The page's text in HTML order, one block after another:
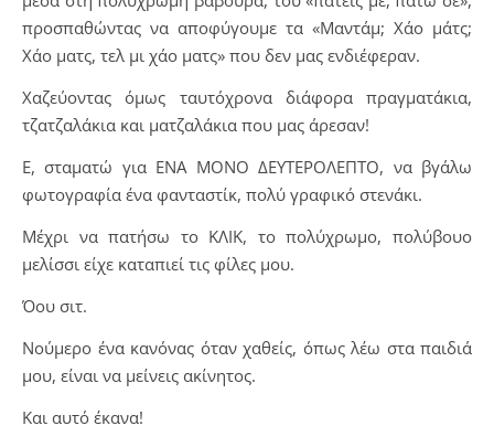
προσπαθώντας να αποφύγουμε τα «Μαντάμ; Χάο μάτς;
Χάο ματς, τελ μι χάο ματς» που δεν μας ενδιέφεραν.
Χαζεύοντας όμως ταυτόχρονα διάφορα πραγματάκια,
τζατζαλάκια και ματζαλάκια που μας άρεσαν!
Ε, σταματώ για ΕΝΑ ΜΟΝΟ ΔΕΥΤΕΡΟΛΕΠΤΟ, να βγάλω
φωτογραφία ένα φανταστίκ, πολύ γραφικό στενάκι.
​Μέχρι να πατήσω το ΚΛΙΚ, το πολύχρωμο, πολύβουο
μελίσσι είχε καταπιεί τις φίλες μου.
​Όου σιτ.
​Νούμερο ένα κανόνας όταν χαθείς, όπως λέω στα παιδιά
μου, είναι να μείνεις ακίνητος.
Και αυτό έκανα!